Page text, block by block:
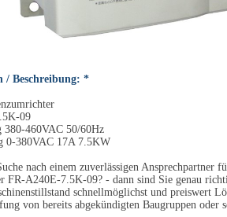
/ Beschreibung: *
09
380-460VAC 50/60Hz
0-380VAC 17A 7.5KW
nach einem zuverlässigen Ansprechpartner
FR-A240E-7.5K-09? - dann sind Sie genau
schnellmöglichst und preiswert
von bereits abgekündigten Baugruppen